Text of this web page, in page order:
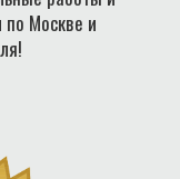
по Москве и